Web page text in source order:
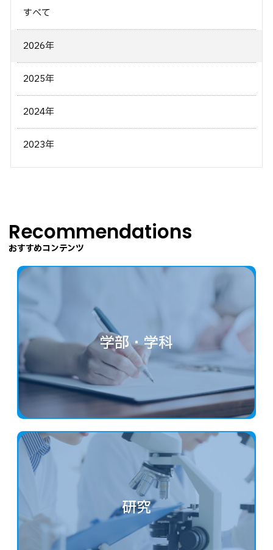
すべて
2026年
2025年
2024年
2023年
Recommendations
おすすめコンテンツ
学部・学科
研究